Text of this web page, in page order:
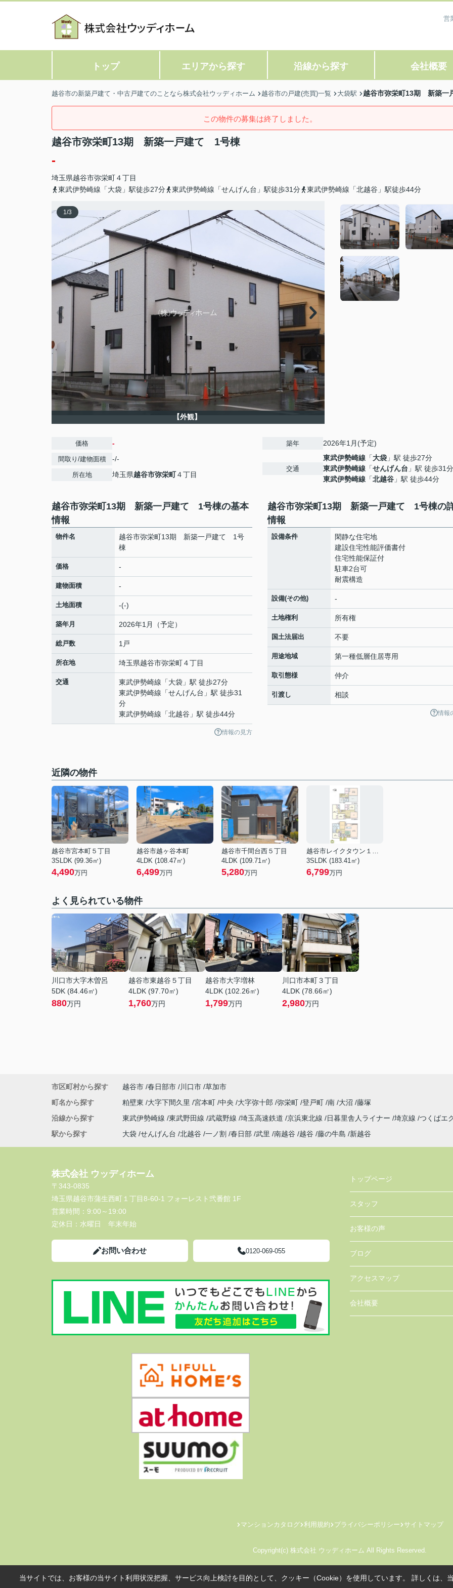
営
トップ エリアから探す 沿線から探す 会社概要
越谷市の新築戸建て・中古戸建てのことなら株式会社ウッディホーム 越谷市の戸建(売買)一覧 大袋駅 越谷市弥栄町13期 新築
この物件の募集は終了しました。
越谷市弥栄町13期 新築一戸建て 1号棟
-
埼玉県越谷市弥栄町４丁目
東武伊勢崎線「大袋」駅徒歩27分
東武伊勢崎線「せんげん台」駅徒歩31分 東武伊勢崎線「北越谷」駅徒歩44分
1/3
【外観】
価格 -
間取り/建物面積 -/-
所在地 埼玉県越谷市弥栄町４丁目
築年 2026年1月(予定)
交通
東武伊勢崎線 「大袋 」駅 徒歩27分
東武伊勢崎線 「せんげん台 」駅 徒歩31分
東武伊勢崎線 「北越谷 」駅 徒歩44分
越谷市弥栄町13期 新築一戸建て 1号棟の基本
情報
物件名
越谷市弥栄町13期 新築一戸建て 1号
棟
価格 -
建物面積 -
土地面積 -(-)
築年月 2026年1月（予定）
総戸数 1戸
所在地 埼玉県越谷市弥栄町４丁目
交通 東武伊勢崎線 「大袋 」駅 徒歩27分
東武伊勢崎線 「せんげん台 」駅 徒歩31
分
東武伊勢崎線 「北越谷 」駅 徒歩44分
情報の見方
越谷市弥栄町13期 新築一戸建て 1号棟の
情報
設備条件
閑静な住宅地
建設住宅性能評価書付
住宅性能保証付
駐車2台可
耐震構造
設備(その他) -
土地権利 所有権
国土法届出 不要
用途地域 第一種低層住居専用
取引態様 仲介
引渡し 相談
情報
近隣の物件
越谷市宮本町５丁目
3SLDK (99.36㎡)
4,490万円
越谷市越ヶ谷本町
4LDK (108.47㎡)
6,499万円
越谷市千間台西５丁目
4LDK (109.71㎡)
5,280万円
越谷市レイクタウン１丁目
3SLDK (183.41㎡)
6,799万円
よく見られている物件
川口市大字木曽呂
5DK (84.46㎡)
880万円
越谷市東越谷５丁目
4LDK (97.70㎡)
1,760万円
越谷市大字増林
4LDK (102.26㎡)
1,799万円
川口市本町３丁目
4LDK (78.66㎡)
2,980万円
市区町村から探す 越谷市 春日部市 川口市 草加市
町名から探す
粕壁東 大字下間久里 宮本町 中央 大字弥十郎 弥栄町 登戸町 南 大沼 藤塚
沿線から探す
東武伊勢崎線 東武野田線 武蔵野線 埼玉高速鉄道 京浜東北線 日暮里舎人ライナー 埼京線 つくばエ
駅から探す
大袋 せんげん台 北越谷 一ノ割 春日部 武里 南越谷 越谷 藤の牛島 新越谷
株式会社 ウッディホーム
〒343-0835
埼玉県越谷市蒲生西町１丁目8-60-1 フォーレスト弐番館 1F
営業時間： 9:00～19:00
定休日： 水曜日 年末年始
お問い合わせ 0120-069-055
トップページ
スタッフ
お客様の声
ブログ
アクセスマップ
会社概要
マンションカタログ 利用規約 プライバシーポリシー サイトマップ
Copyright(c) 株式会社 ウッディホーム All Rights Reserved.
当サイトでは、お客様の当サイト利用状況把握、サービス向上検討を目的として、クッキー（Cookie）を使用しています。 詳しくは、